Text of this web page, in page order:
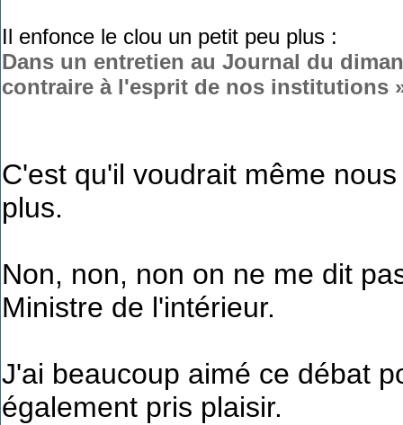
Il enfonce le clou un petit peu plus :
Dans un entretien au Journal du
contraire à l'esprit de nos institutions
C'est qu'il voudrait même
plus.
Non, non, non on ne me dit
Ministre de l'intérieur.
J'ai beaucoup aimé ce débat
également pris plaisir.